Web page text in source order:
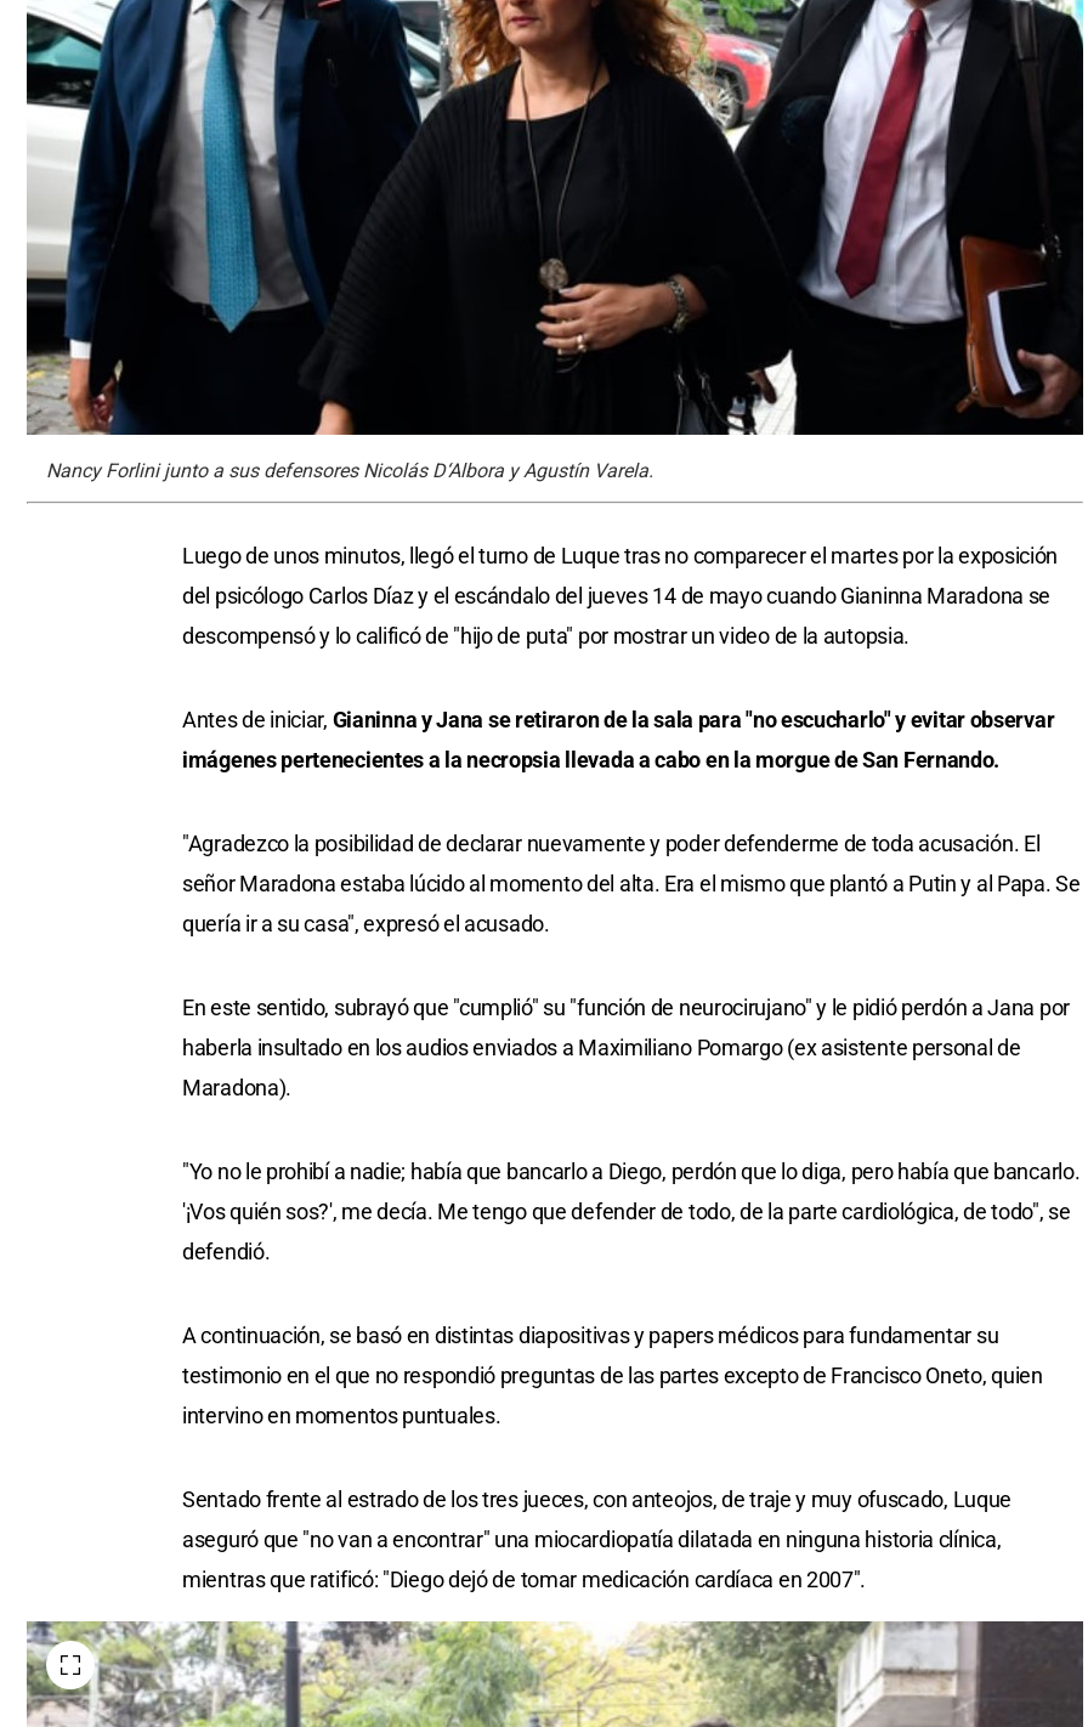
Nancy Forlini junto a sus defensores Nicolás D‘Albora y Agustín Varela.
Luego de unos minutos, llegó el turno de Luque tras no comparecer el martes por la exposición
del psicólogo Carlos Díaz y el escándalo del jueves 14 de mayo cuando Gianinna Maradona se
descompensó y lo calificó de "hijo de puta" por mostrar un video de la autopsia.
Antes de iniciar, Gianinna y Jana se retiraron de la sala para "no escucharlo" y evitar observar
imágenes pertenecientes a la necropsia llevada a cabo en la morgue de San Fernando.
"Agradezco la posibilidad de declarar nuevamente y poder defenderme de toda acusación. El
señor Maradona estaba lúcido al momento del alta. Era el mismo que plantó a Putin y al Papa. Se
quería ir a su casa", expresó el acusado.
En este sentido, subrayó que "cumplió" su "función de neurocirujano" y le pidió perdón a Jana por
haberla insultado en los audios enviados a Maximiliano Pomargo (ex asistente personal de
Maradona).
"Yo no le prohibí a nadie; había que bancarlo a Diego, perdón que lo diga, pero había que bancarlo.
'¡Vos quién sos?', me decía. Me tengo que defender de todo, de la parte cardiológica, de todo", se
defendió.
A continuación, se basó en distintas diapositivas y papers médicos para fundamentar su
testimonio en el que no respondió preguntas de las partes excepto de Francisco Oneto, quien
intervino en momentos puntuales.
Sentado frente al estrado de los tres jueces, con anteojos, de traje y muy ofuscado, Luque
aseguró que "no van a encontrar" una miocardiopatía dilatada en ninguna historia clínica,
mientras que ratificó: "Diego dejó de tomar medicación cardíaca en 2007".